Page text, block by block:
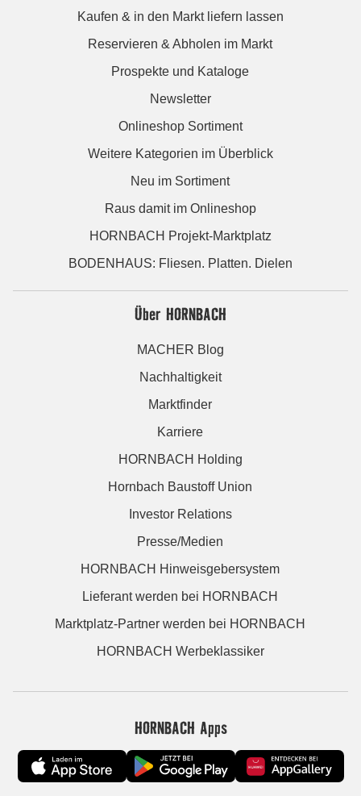
Kaufen & in den Markt liefern lassen
Reservieren & Abholen im Markt
Prospekte und Kataloge
Newsletter
Onlineshop Sortiment
Weitere Kategorien im Überblick
Neu im Sortiment
Raus damit im Onlineshop
HORNBACH Projekt-Marktplatz
BODENHAUS: Fliesen. Platten. Dielen
Über HORNBACH
MACHER Blog
Nachhaltigkeit
Marktfinder
Karriere
HORNBACH Holding
Hornbach Baustoff Union
Investor Relations
Presse/Medien
HORNBACH Hinweisgebersystem
Lieferant werden bei HORNBACH
Marktplatz-Partner werden bei HORNBACH
HORNBACH Werbeklassiker
HORNBACH Apps